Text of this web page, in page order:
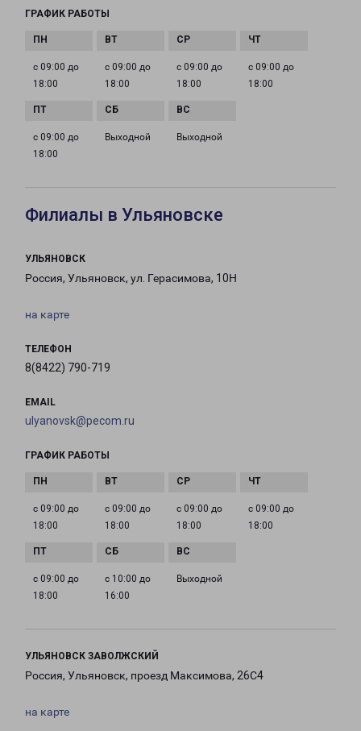
ГРАФИК РАБОТЫ
с 09:00 до
18:00
с 09:00 до
18:00
с 09:00 до
18:00
с 09:00 до
18:00
с 09:00 до
18:00
Выходной Выходной
Филиалы в Ульяновске
УЛЬЯНОВСК
Россия, Ульяновск, ул. Герасимова, 10Н
на карте
ТЕЛЕФОН
8(8422) 790-719
EMAIL
ulyanovsk@pecom.ru
ГРАФИК РАБОТЫ
с 09:00 до
18:00
с 09:00 до
18:00
с 09:00 до
18:00
с 09:00 до
18:00
с 09:00 до
18:00
с 10:00 до
16:00
Выходной
УЛЬЯНОВСК ЗАВОЛЖСКИЙ
Россия, Ульяновск, проезд Максимова, 26С4
на карте